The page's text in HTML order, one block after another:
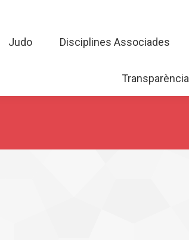
Judo Disciplines Associades
Transparència